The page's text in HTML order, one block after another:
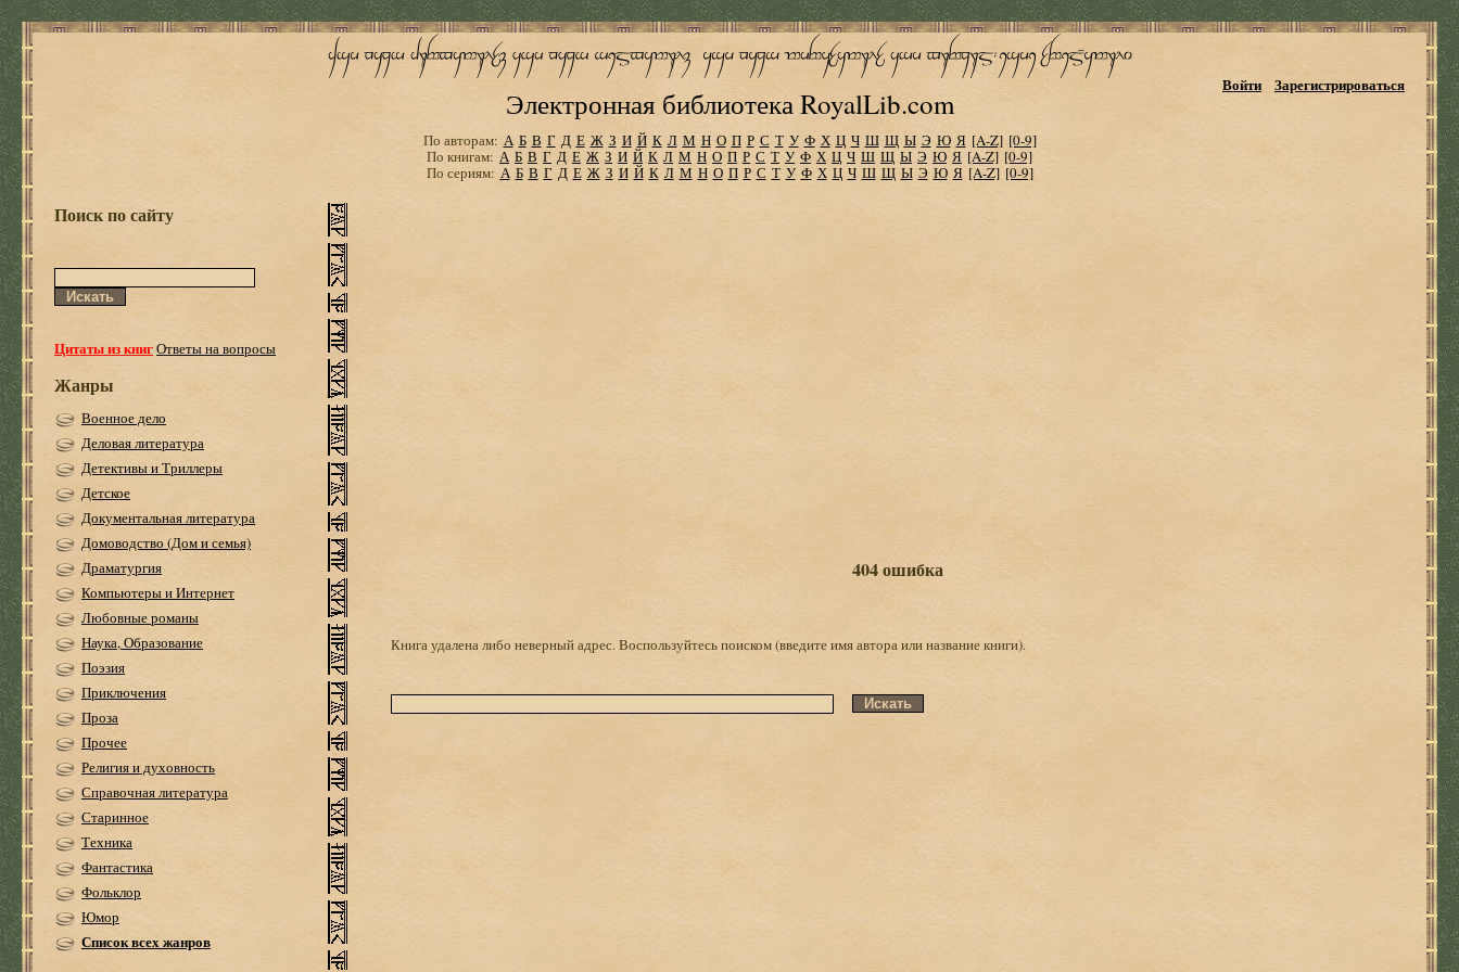
Электронная библиотека RoyalLib.com
Войти Зарегистрироваться
По авторам: А Б В Г Д Е Ж З И Й К Л М Н О П Р С Т У Ф Х Ц Ч Ш Щ Ы Э Ю Я [A-Z] [0-9]
По книгам: А Б В Г Д Е Ж З И Й К Л М Н О П Р С Т У Ф Х Ц Ч Ш Щ Ы Э Ю Я [A-Z] [0-9]
По сериям: А Б В Г Д Е Ж З И Й К Л М Н О П Р С Т У Ф Х Ц Ч Ш Щ Ы Э Ю Я [A-Z] [0-9]
Поиск по сайту
Цитаты из книгОтветы на вопросы
Жанры
Военное дело
Деловая литература
Детективы и Триллеры
Детское
Документальная литература
Домоводство (Дом и семья)
Драматургия
Компьютеры и Интернет
Любовные романы
Наука, Образование
Поэзия
Приключения
Проза
Прочее
Религия и духовность
Справочная литература
Старинное
Техника
Фантастика
Фольклор
Юмор
Список всех жанров
404 ошибка
Книга удалена либо неверный адрес. Воспользуйтесь поиском (введите имя автора или название книги).